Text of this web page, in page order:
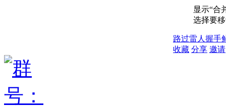
显示“合
选择要
路过雷人 握手
收藏 分享 邀请